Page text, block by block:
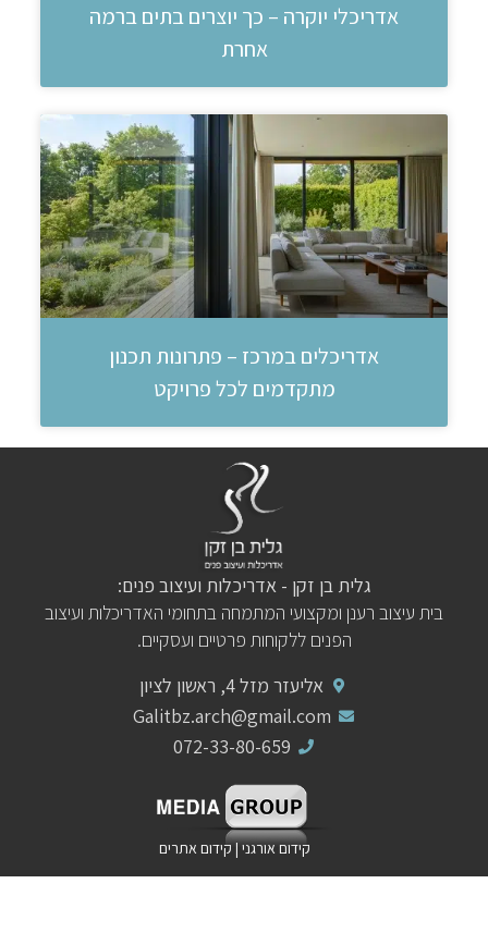
אדריכלי יוקרה – כך יוצרים בתים ברמה
אחרת
אדריכלים במרכז – פתרונות תכנון
מתקדמים לכל פרויקט
גלית בן זקן - אדריכלות ועיצוב פנים:
בית עיצוב רענן ומקצועי המתמחה בתחומי האדריכלות ועיצוב
הפנים ללקוחות פרטיים ועסקיים.
אליעזר מזל 4, ראשון לציון
Galitbz.arch@gmail.com
072-33-80-659
קידום אורגני | קידום אתרים